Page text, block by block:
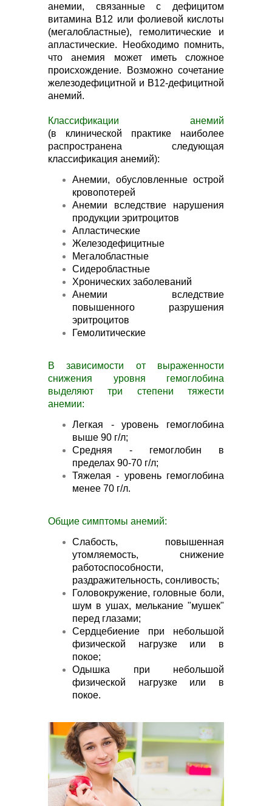
анемии, связанные с дефицитом
витамина В12 или фолиевой кислоты
(мегалобластные), гемолитические и
апластические. Необходимо помнить,
что анемия может иметь сложное
происхождение. Возможно сочетание
железодефицитной и В12-дефицитной
анемий.
Классификации анемий
(в клинической практике наиболее
распространена следующая
классификация анемий):
Анемии, обусловленные острой
кровопотерей
Анемии вследствие нарушения
продукции эритроцитов
Апластические
Железодефицитные
Мегалобластные
Сидеробластные
Хронических заболеваний
Анемии вследствие
повышенного разрушения
эритроцитов
Гемолитические
В зависимости от выраженности
снижения уровня гемоглобина
выделяют три степени тяжести
анемии:
Легкая - уровень гемоглобина
выше 90 г/л;
Средняя - гемоглобин в
пределах 90-70 г/л;
Тяжелая - уровень гемоглобина
менее 70 г/л.
Общие симптомы анемий:
Слабость, повышенная
утомляемость, снижение
работоспособности,
раздражительность, сонливость;
Головокружение, головные боли,
шум в ушах, мелькание "мушек"
перед глазами;
Сердцебиение при небольшой
физической нагрузке или в
покое;
Одышка при небольшой
физической нагрузке или в
покое.